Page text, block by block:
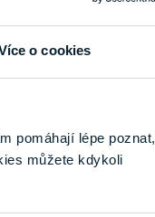
o cookies
pomáhají lépe poznat,
můžete kdykoli